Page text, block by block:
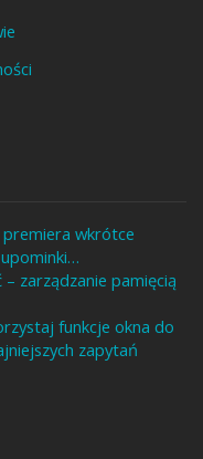
premiera wkrótce
zarządzanie pamięcią
funkcje okna do
zapytań